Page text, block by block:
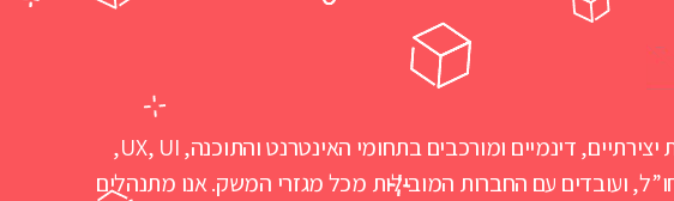
Web3D נוסדה בשנת 1997 ונמנית עם החברות המובילות והוותיקות במשק הישראלי במתן פתרונות יצירתיים, דינמיים ומורכבים בתחומי האינטרנט והתוכנה, UX, UI,
פרויקטים מדי שנה, הן בישראל והן בחו”ל, ועובדים עם החברות המובילות מכל מגזרי המשק. אנו מתנהלים